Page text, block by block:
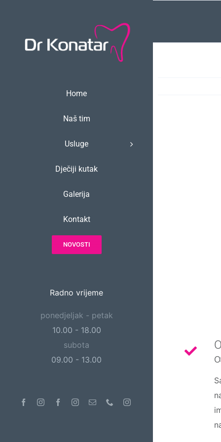
content
Home
Naš tim
Usluge
Dječiji kutak
Galerija
Kontakt
NOVOSTI
Radno vrijeme
ponedjeljak - petak
10.00 - 18.00
subota
09.00 - 13.00
FacebookInstagramFacebookInstagram
Email PhoneInstagram